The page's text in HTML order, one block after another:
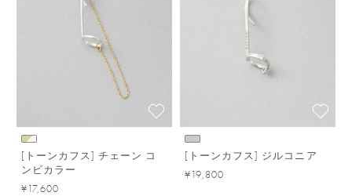
[トーンカフス] チェーン コ
ンビカラー
¥17,600
[トーンカフス] ジルコニア
¥19,800